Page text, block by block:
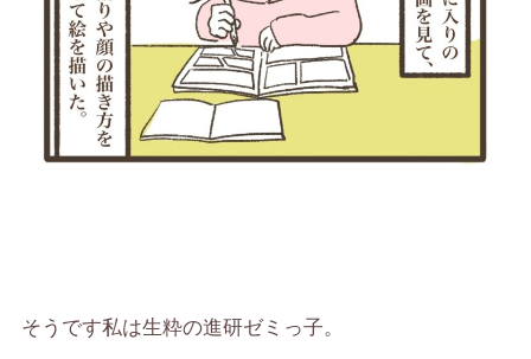
そうです私は生粋の進研ゼミっ子。